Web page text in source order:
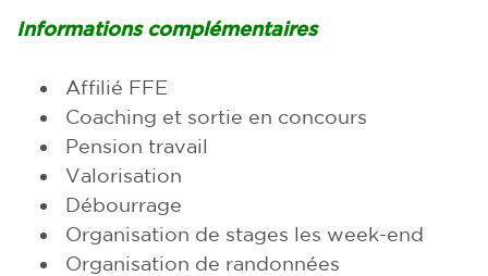
Informations complémentaires
Affilié FFE
Coaching et sortie en concours
Pension travail
Valorisation
Débourrage
Organisation de stages les week-end
Organisation de randonnées